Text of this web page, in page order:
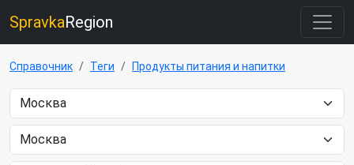
SpravkaRegion
Справочник Теги Продукты питания и напитки